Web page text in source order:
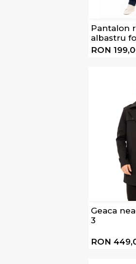
Pantalon
albastru
23
RON
Geaca
3
RON